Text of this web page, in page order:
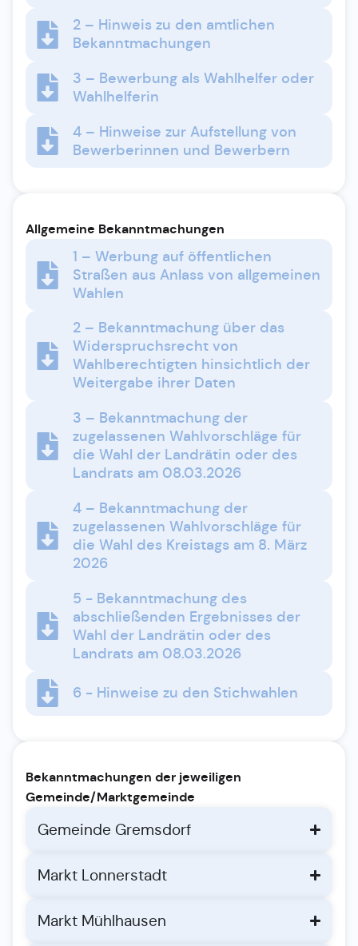
2 – Hinweis zu den amtlichen
Bekanntmachungen
3 – Bewerbung als Wahlhelfer oder
Wahlhelferin
4 – Hinweise zur Aufstellung von
Bewerberinnen und Bewerbern
Allgemeine Bekanntmachungen
1 – Werbung auf öffentlichen
Straßen aus Anlass von allgemeinen
Wahlen
2 – Bekanntmachung über das
Widerspruchsrecht von
Wahlberechtigten hinsichtlich der
Weitergabe ihrer Daten
3 – Bekanntmachung der
zugelassenen Wahlvorschläge für
die Wahl der Landrätin oder des
Landrats am 08.03.2026
4 – Bekanntmachung der
zugelassenen Wahlvorschläge für
die Wahl des Kreistags am 8. März
2026
5 - Bekanntmachung des
abschließenden Ergebnisses der
Wahl der Landrätin oder des
Landrats am 08.03.2026
6 - Hinweise zu den Stichwahlen
Bekanntmachungen der jeweiligen
Gemeinde/Marktgemeinde
Gemeinde Gremsdorf
Markt Lonnerstadt
Markt Mühlhausen